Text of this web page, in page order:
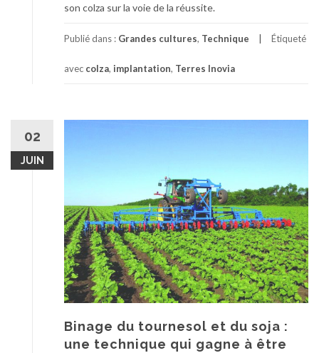
son colza sur la voie de la réussite.
Publié dans : Grandes cultures, Technique Étiqueté
avec colza, implantation, Terres Inovia
02
JUIN
Binage du tournesol et du soja :
une technique qui gagne à être